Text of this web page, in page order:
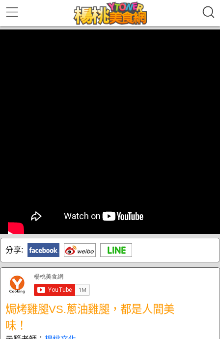
分享:
焗烤雞腿VS.蔥油雞腿，都是人間美
味！